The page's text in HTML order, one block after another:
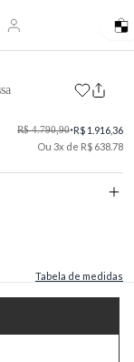
R$ 4.790,90•R$ 1.916,36
Ou 3x de R$ 638.78
Tabela de medidas